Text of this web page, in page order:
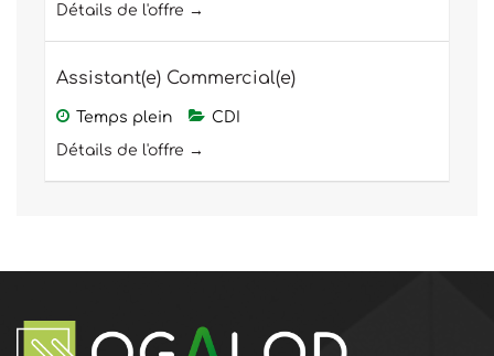
Détails de l'offre
Assistant(e) Commercial(e)
Temps plein
CDI
Détails de l'offre